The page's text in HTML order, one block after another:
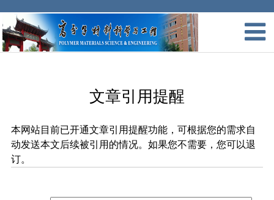
文章引用提醒
本网站目前已开通文章引用提醒功能，可根据您的需求自
动发送本文后续被引用的情况。如果您不需要，您可以退
订。